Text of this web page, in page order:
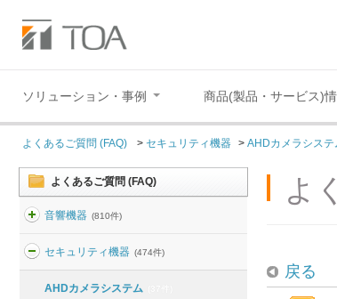
ソリューション・事例 商品(製品・サービス)
よくあるご質問 (FAQ) > セキュリティ機器 > AHDカメラシステ
よくあるご質問 (FAQ)
音響機器 (810件)
セキュリティ機器 (474件)
AHDカメラシステム
よ
戻る